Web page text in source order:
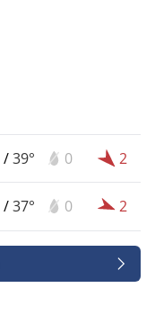
/39° 0 2
/37° 0 2